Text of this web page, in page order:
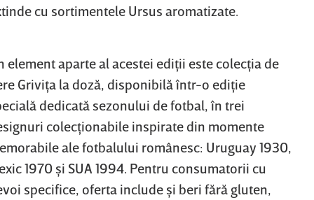
cu sortimentele Ursus aromatizate.
element aparte al acestei ediţii este colecţia de
Griviţa la doză, disponibilă într-o ediţie
dedicată sezonului de fotbal, în trei
colecţionabile inspirate din momente
ale fotbalului românesc: Uruguay 1930,
1970 şi SUA 1994. Pentru consumatorii cu
specifice, oferta include şi beri fără gluten,